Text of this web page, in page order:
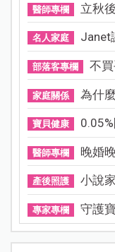
醫師專欄 立秋
名人家庭 Janet
部落客專欄 不
家庭關係 為什
寶貝健康
醫師專欄 晚婚
產後照護 小說
專家專欄 守護